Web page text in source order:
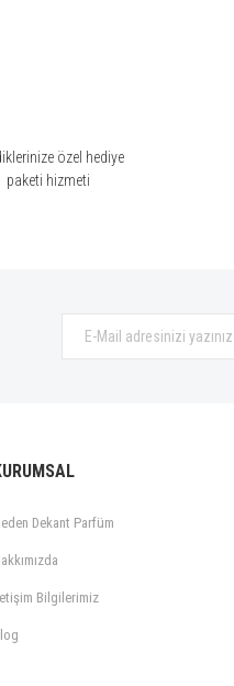
özel hediye
paketi hizmeti
Dekant Parfüm
Bilgilerimiz